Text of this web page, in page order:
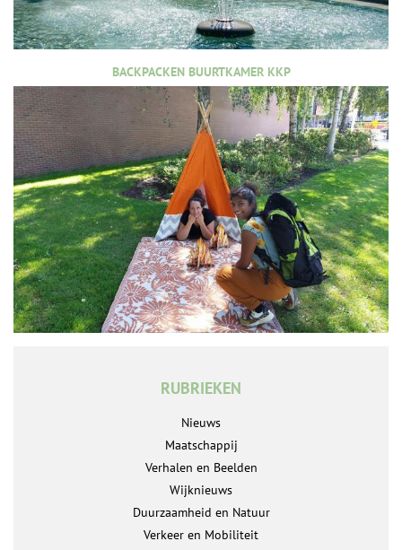
BACKPACKEN BUURTKAMER KKP
RUBRIEKEN
Nieuws
Maatschappij
Verhalen en Beelden
Wijknieuws
Duurzaamheid en Natuur
Verkeer en Mobiliteit